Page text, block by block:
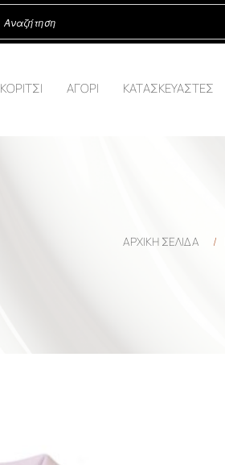
ΚΟΡΙΤΣΙ ΑΓΟΡΙ ΚΑΤΑΣΚΕΥΑΣΤΕΣ
ΑΡΧΙΚΉ ΣΕΛΊΔΑ /